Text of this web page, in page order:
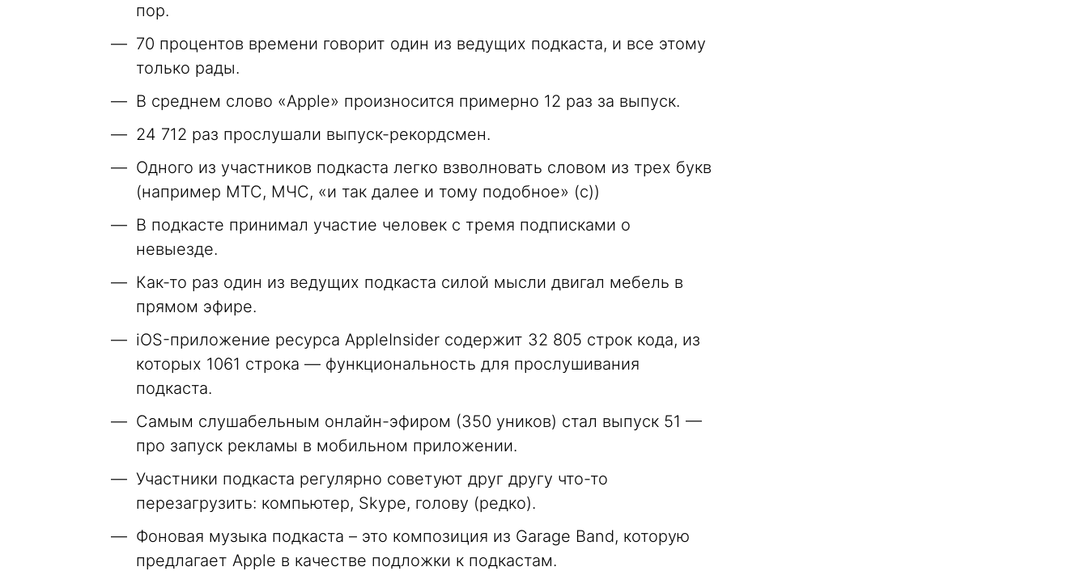
пор.
70 процентов времени говорит один из ведущих подкаста, и все этому
только рады.
В среднем слово «Apple» произносится примерно 12 раз за выпуск.
24 712 раз прослушали выпуск-рекордсмен.
Одного из участников подкаста легко взволновать словом из трех букв
(например МТС, МЧС, «и так далее и тому подобное» (с))
В подкасте принимал участие человек с тремя подписками о
невыезде.
Как-то раз один из ведущих подкаста силой мысли двигал мебель в
прямом эфире.
iOS-приложение ресурса AppleInsider содержит 32 805 строк кода, из
которых 1061 строка — функциональность для прослушивания
подкаста.
Самым слушабельным онлайн-эфиром (350 уников) стал выпуск 51 —
про запуск рекламы в мобильном приложении.
Участники подкаста регулярно советуют друг другу что-то
перезагрузить: компьютер, Skype, голову (редко).
Фоновая музыка подкаста – это композиция из Garage Band, которую
предлагает Apple в качестве подложки к подкастам.